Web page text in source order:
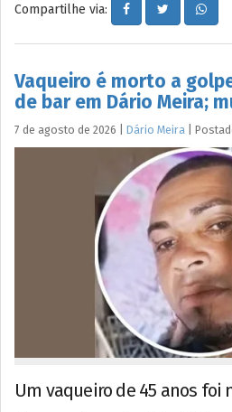
Compartilhe via:
Vaqueiro é morto a
de bar em Dário Meira;
7 de agosto de 2026 Dário Meira
Um vaqueiro de 45 anos foi